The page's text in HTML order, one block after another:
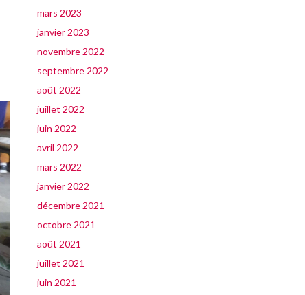
mars 2023
janvier 2023
novembre 2022
septembre 2022
août 2022
juillet 2022
juin 2022
avril 2022
mars 2022
janvier 2022
décembre 2021
octobre 2021
août 2021
juillet 2021
juin 2021